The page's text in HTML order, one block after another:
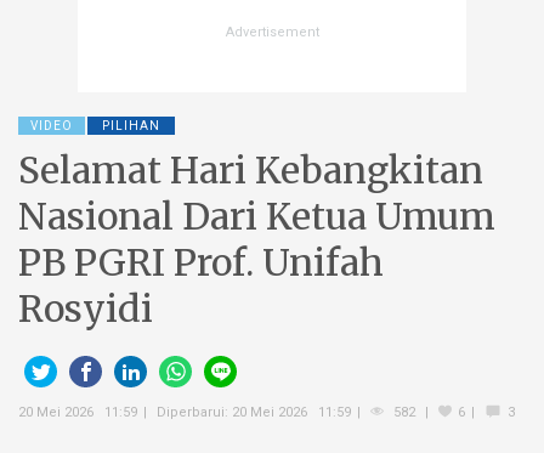
VIDEO PILIHAN
Selamat Hari Kebangkitan
Nasional Dari Ketua Umum
PB PGRI Prof. Unifah
Rosyidi
20 Mei 2026 11:59 Diperbarui: 20 Mei 2026 11:59 582 6 3